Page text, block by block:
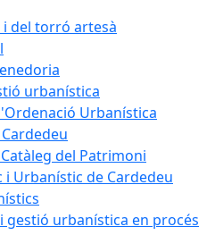
i del torró artesà
urbanística
Urbanística
del Patrimoni
Urbanístic de Cardedeu
gestió urbanística en procés